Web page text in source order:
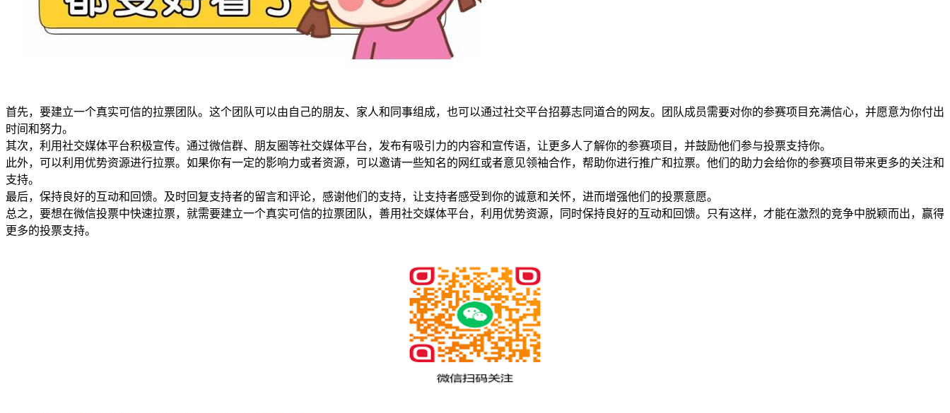
首先，要建立一个真实可信的拉票团队。这个团队可以由自己的朋友、家人和同事组成，也可以通过社交平台招募志同道合的网友。团队成员需要对你的参赛项目充满信心，并愿意为你付出
时间和努力。
其次，利用社交媒体平台积极宣传。通过微信群、朋友圈等社交媒体平台，发布有吸引力的内容和宣传语，让更多人了解你的参赛项目，并鼓励他们参与投票支持你。
此外，可以利用优势资源进行拉票。如果你有一定的影响力或者资源，可以邀请一些知名的网红或者意见领袖合作，帮助你进行推广和拉票。他们的助力会给你的参赛项目带来更多的关注和
支持。
最后，保持良好的互动和回馈。及时回复支持者的留言和评论，感谢他们的支持，让支持者感受到你的诚意和关怀，进而增强他们的投票意愿。
总之，要想在微信投票中快速拉票，就需要建立一个真实可信的拉票团队，善用社交媒体平台，利用优势资源，同时保持良好的互动和回馈。只有这样，才能在激烈的竞争中脱颖而出，赢得
更多的投票支持。